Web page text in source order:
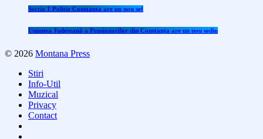
Sectia 1 Politie Constanta are un nou sef
Uniunea Județeană a Pensionarilor din Constanța are un nou sediu
© 2026 Montana Press
Stiri
Info-Util
Muzical
Privacy
Contact